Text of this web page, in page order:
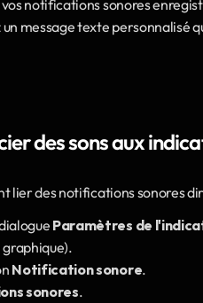
vos notifications sonores
message texte personnalisé
des sons aux
lier des notifications sonores
Paramètres de
Notification sonore.
sonores.